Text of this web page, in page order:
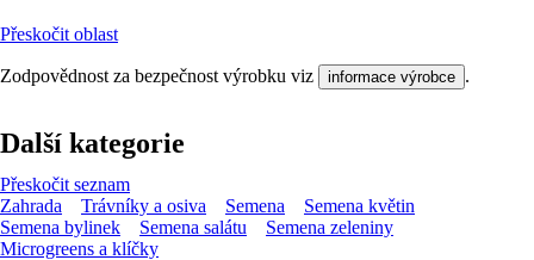
Přeskočit oblast
Zodpovědnost za bezpečnost výrobku viz informace výrobce .
Další kategorie
Přeskočit seznam
Zahrada
Trávníky a osiva Semena
Semena květin
Semena bylinek
Semena salátu
Semena zeleniny
Microgreens a klíčky